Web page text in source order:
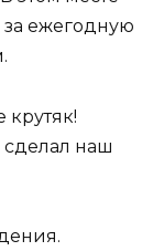
за ежегодную
сделал наш